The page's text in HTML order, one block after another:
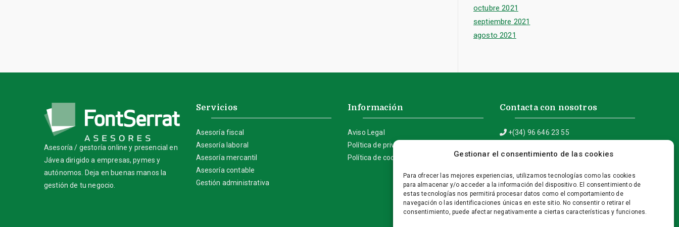
Gestionar el consentimiento de las cookies
Para ofrecer las mejores experiencias, utilizamos tecnologías como las cookies
para almacenar y/o acceder a la información del dispositivo. El consentimiento de
estas tecnologías nos permitirá procesar datos como el comportamiento de
navegación o las identificaciones únicas en este sitio. No consentir o retirar el
consentimiento, puede afectar negativamente a ciertas características y funciones.
octubre 2021
septiembre 2021
agosto 2021
Asesoría / gestoría online y presencial en
Jávea dirigido a empresas, pymes y
autónomos. Deja en buenas manos la
gestión de tu negocio.
Servicios
Asesoría fiscal
Asesoría laboral
Asesoría mercantil
Asesoría contable
Gestión administrativa
Información
Aviso Legal
Política de privacidad
Política de cookies (UE)
Contacta con nosotros
+(34) 96 646 23 55
C/ Doctor Borrull, 5 – 03730 Xàbia